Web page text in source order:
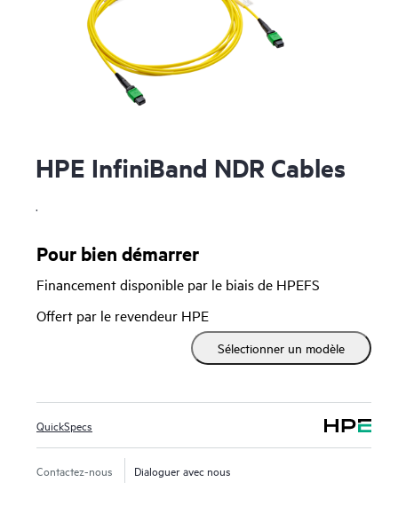
HPE InfiniBand NDR Cables
.
Pour bien démarrer
Financement disponible par le biais de HPEFS
Offert par le revendeur HPE
Sélectionner un modèle
QuickSpecs
Contactez-nous Dialoguer avec nous